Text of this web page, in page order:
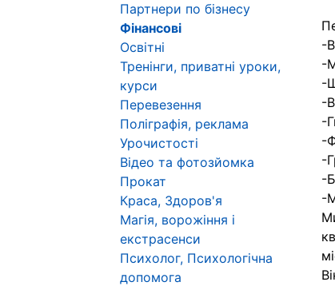
-
-
-
-
-
-
-
-
-
Партнери по бізнесу
Фінансові
Освітні
Тренінги, приватні уроки,
курси
Перевезення
Поліграфія, реклама
Урочистості
Відео та фотозйомка
Прокат
Краса, Здоров'я
Магія, ворожіння і
екстрасенси
Психолог, Психологічна
допомога